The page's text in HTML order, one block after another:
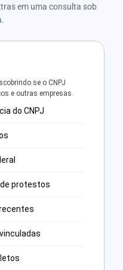
em uma consulta sob
se o CNPJ
e outras empresas.
do CNPJ
protestos